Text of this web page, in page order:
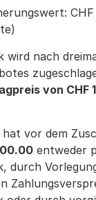
CHF
wird nach
von CHF
vor dem
entweder
durch